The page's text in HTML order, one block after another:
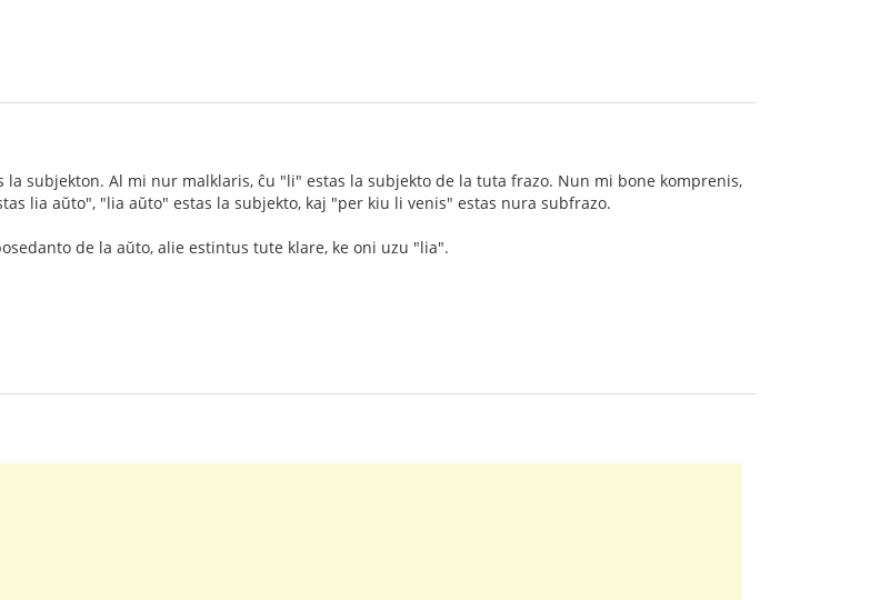
la subjekton. Al mi nur malklaris, ĉu "li" estas la subjekto de la tuta frazo. Nun mi bone komprenis,
lia aŭto", "lia aŭto" estas la subjekto, kaj "per kiu li venis" estas nura subfrazo.
de la aŭto, alie estintus tute klare, ke oni uzu "lia".